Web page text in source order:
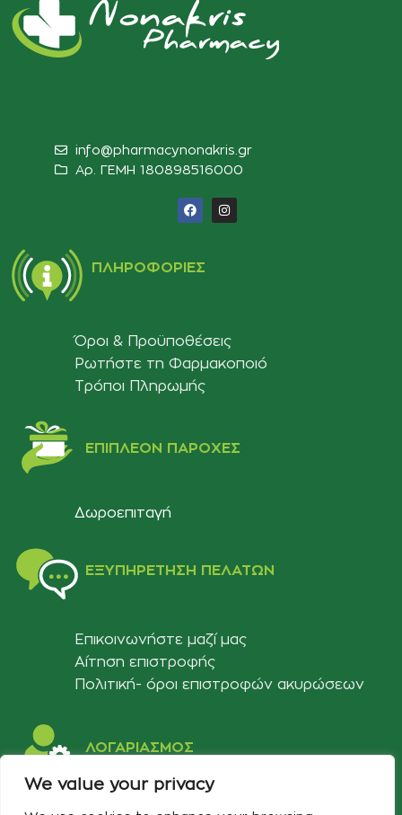
We value your privacy
info@pharmacynonakris.gr
Αρ. ΓΕΜΗ 180898516000‬
ΠΛΗΡΟΦΟΡΊΕΣ
Όροι & Προϋποθέσεις
Ρωτήστε τη Φαρμακοποιό
Τρόποι Πληρωμής
ΕΠΙΠΛΈΟΝ ΠΑΡΟΧΈΣ
Δωροεπιταγή
ΕΞΥΠΗΡΈΤΗΣΗ ΠΕΛΑΤΏΝ
Επικοινωνήστε μαζί μας
Αίτηση επιστροφής
Πολιτική- όροι επιστροφών ακυρώσεων
ΛΟΓΑΡΙΑΣΜΟΣ
Στοιχεία λογαριασμού